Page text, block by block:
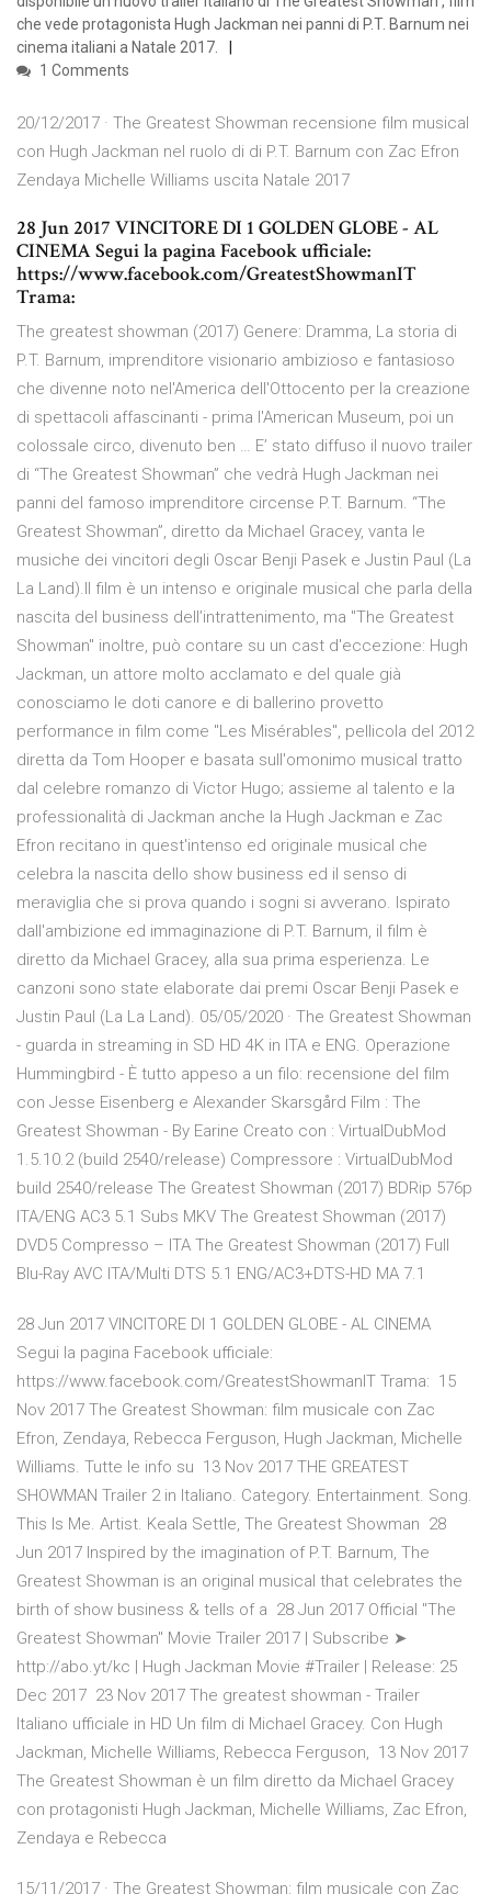
che vede protagonista Hugh Jackman nei panni di P.T. Barnum nei
cinema italiani a Natale 2017.
1 Comments
20/12/2017 · The Greatest Showman recensione film musical
con Hugh Jackman nel ruolo di di P.T. Barnum con Zac Efron
Zendaya Michelle Williams uscita Natale 2017
28 Jun 2017 VINCITORE DI 1 GOLDEN GLOBE - AL
CINEMA Segui la pagina Facebook ufficiale:
https://www.facebook.com/GreatestShowmanIT
Trama:
The greatest showman (2017) Genere: Dramma, La storia di
P.T. Barnum, imprenditore visionario ambizioso e fantasioso
che divenne noto nel'America dell'Ottocento per la creazione
di spettacoli affascinanti - prima l'American Museum, poi un
colossale circo, divenuto ben … E’ stato diffuso il nuovo trailer
di “The Greatest Showman” che vedrà Hugh Jackman nei
panni del famoso imprenditore circense P.T. Barnum. “The
Greatest Showman”, diretto da Michael Gracey, vanta le
musiche dei vincitori degli Oscar Benji Pasek e Justin Paul (La
La Land).Il film è un intenso e originale musical che parla della
nascita del business dell’intrattenimento, ma "The Greatest
Showman" inoltre, può contare su un cast d'eccezione: Hugh
Jackman, un attore molto acclamato e del quale già
conosciamo le doti canore e di ballerino provetto
performance in film come "Les Misérables", pellicola del 2012
diretta da Tom Hooper e basata sull'omonimo musical tratto
dal celebre romanzo di Victor Hugo; assieme al talento e la
professionalità di Jackman anche la Hugh Jackman e Zac
Efron recitano in quest'intenso ed originale musical che
celebra la nascita dello show business ed il senso di
meraviglia che si prova quando i sogni si avverano. Ispirato
dall'ambizione ed immaginazione di P.T. Barnum, il film è
diretto da Michael Gracey, alla sua prima esperienza. Le
canzoni sono state elaborate dai premi Oscar Benji Pasek e
Justin Paul (La La Land). 05/05/2020 · The Greatest Showman
- guarda in streaming in SD HD 4K in ITA e ENG. Operazione
Hummingbird - È tutto appeso a un filo: recensione del film
con Jesse Eisenberg e Alexander Skarsgård Film : The
Greatest Showman - By Earine Creato con : VirtualDubMod
1.5.10.2 (build 2540/release) Compressore : VirtualDubMod
build 2540/release The Greatest Showman (2017) BDRip 576p
ITA/ENG AC3 5.1 Subs MKV The Greatest Showman (2017)
DVD5 Compresso – ITA The Greatest Showman (2017) Full
Blu-Ray AVC ITA/Multi DTS 5.1 ENG/AC3+DTS-HD MA 7.1
28 Jun 2017 VINCITORE DI 1 GOLDEN GLOBE - AL CINEMA
Segui la pagina Facebook ufficiale:
https://www.facebook.com/GreatestShowmanIT Trama: 15
Nov 2017 The Greatest Showman: film musicale con Zac
Efron, Zendaya, Rebecca Ferguson, Hugh Jackman, Michelle
Williams. Tutte le info su 13 Nov 2017 THE GREATEST
SHOWMAN Trailer 2 in Italiano. Category. Entertainment. Song.
This Is Me. Artist. Keala Settle, The Greatest Showman 28
Jun 2017 Inspired by the imagination of P.T. Barnum, The
Greatest Showman is an original musical that celebrates the
birth of show business & tells of a 28 Jun 2017 Official "The
Greatest Showman" Movie Trailer 2017 | Subscribe ➤
http://abo.yt/kc | Hugh Jackman Movie #Trailer | Release: 25
Dec 2017 23 Nov 2017 The greatest showman - Trailer
Italiano ufficiale in HD Un film di Michael Gracey. Con Hugh
Jackman, Michelle Williams, Rebecca Ferguson, 13 Nov 2017
The Greatest Showman è un film diretto da Michael Gracey
con protagonisti Hugh Jackman, Michelle Williams, Zac Efron,
Zendaya e Rebecca
15/11/2017 · The Greatest Showman: film musicale con Zac